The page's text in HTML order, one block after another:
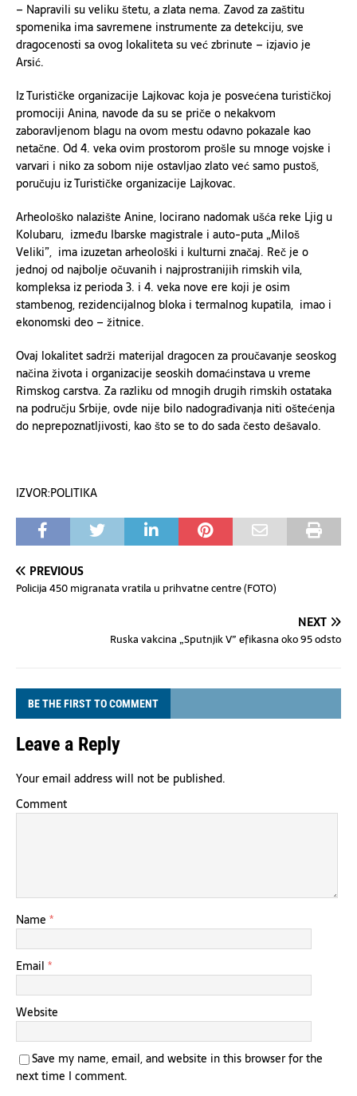
– Napravili su veliku štetu, a zlata nema. Zavod za zaštitu
spomenika ima savremene instrumente za detekciju, sve
dragocenosti sa ovog lokaliteta su već zbrinute – izjavio je
Arsić.
Iz Turističke organizacije Lajkovac koja je posvećena turističkoj
promociji Anina, navode da su se priče o nekakvom
zaboravljenom blagu na ovom mestu odavno pokazale kao
netačne. Od 4. veka ovim prostorom prošle su mnoge vojske i
varvari i niko za sobom nije ostavljao zlato već samo pustoš,
poručuju iz Turističke organizacije Lajkovac.
Arheološko nalazište Anine, locirano nadomak ušća reke Ljig u
Kolubaru, između Ibarske magistrale i auto-puta „Miloš
Veliki”, ima izuzetan arheološki i kulturni značaj. Reč je o
jednoj od najbolje očuvanih i najprostranijih rimskih vila,
kompleksa iz perioda 3. i 4. veka nove ere koji je osim
stambenog, rezidencijalnog bloka i termalnog kupatila, imao i
ekonomski deo – žitnice.
Ovaj lokalitet sadrži materijal dragocen za proučavanje seoskog
načina života i organizacije seoskih domaćinstava u vreme
Rimskog carstva. Za razliku od mnogih drugih rimskih ostataka
na području Srbije, ovde nije bilo nadograđivanja niti oštećenja
do neprepoznatljivosti, kao što se to do sada često dešavalo.
IZVOR:POLITIKA
PREVIOUS
Policija 450 migranata vratila u prihvatne centre (FOTO)
NEXT
Ruska vakcina „Sputnjik V” efikasna oko 95 odsto
BE THE FIRST TO COMMENT
Leave a Reply
Your email address will not be published.
Comment
Name *
Email *
Website
Save my name, email, and website in this browser for the
next time I comment.